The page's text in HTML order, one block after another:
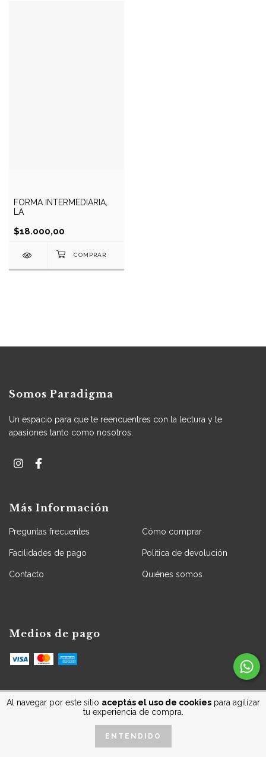
Al navegar por este sitio aceptás el uso de cookiespara agilizar
tu experiencia de compra.
ENTENDIDO
FORMA INTERMEDIARIA,
LA
$18.000,00
Somos Paradigma
Un espacio para que te reencuentres con la lectura y te
apasiones tanto como nosotros.
Más Información
Preguntas frecuentes Cómo comprar
Facilidades de pago Política de devolución
Contacto Quiénes somos
Medios de pago
Medios de envío